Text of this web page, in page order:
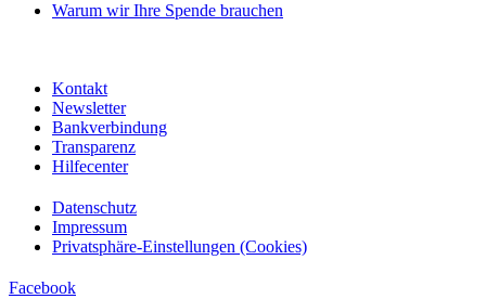
Warum wir Ihre Spende brauchen
Kontakt
Newsletter
Bankverbindung
Transparenz
Hilfecenter
Datenschutz
Impressum
Privatsphäre-Einstellungen (Cookies)
Facebook